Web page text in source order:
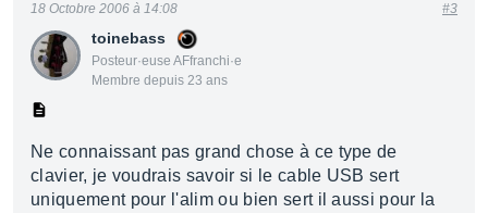
toinebass
Posteur·euse AFfranchi·e
Membre depuis 23 ans
18 Octobre 2006 à 14:08 #3
Ne connaissant pas grand chose à ce type de
clavier, je voudrais savoir si le cable USB sert
uniquement pour l'alim ou bien sert il aussi pour la